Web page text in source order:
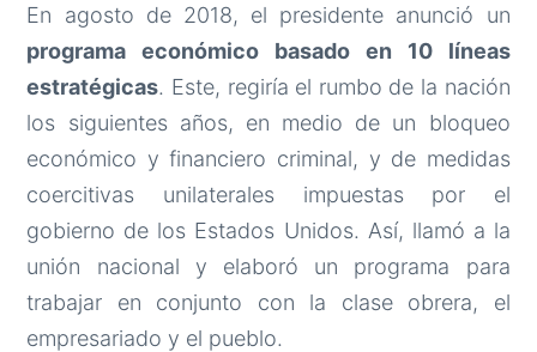
En agosto de 2018, el presidente anunció un
programa económico basado en 10 líneas
estratégicas. Este, regiría el rumbo de la nación
los siguientes años, en medio de un bloqueo
económico y financiero criminal, y de medidas
coercitivas unilaterales impuestas por el
gobierno de los Estados Unidos. Así, llamó a la
unión nacional y elaboró un programa para
trabajar en conjunto con la clase obrera, el
empresariado y el pueblo.